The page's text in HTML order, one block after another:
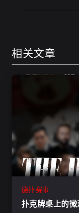
相关文章
德扑赛事
扑克牌桌上的